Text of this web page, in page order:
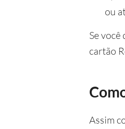
ou
Se
cartão
Assim